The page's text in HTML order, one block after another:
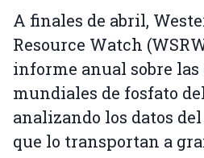
A finales de abril,
Resource Watch
informe anual sobre las
mundiales de fosfato
analizando los datos
que lo transportan a